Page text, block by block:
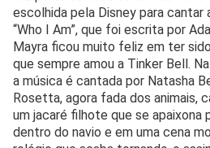
escolhida pela Disney para cantar
“Who I Am”, que foi escrita por
Mayra ficou muito feliz em ter
que sempre amou a Tinker Bell.
a música é cantada por Natasha
Rosetta, agora fada dos animais,
um jacaré filhote que se apaixona
dentro do navio e em uma cena